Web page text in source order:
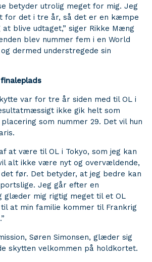
betyder utrolig meget for mig. Jeg
for det i tre år, så det er en kæmpe
blive udtaget,” siger Rikke Mæng
blev nummer fem i en World
dermed understregede sin
var for tre år siden med til OL i
ikke gik helt som
som nummer 29. Det vil hun
at være til OL i Tokyo, som jeg kan
alt ikke være nyt og overvældende,
før. Det betyder, at jeg bedre kan
Jeg går efter en
glæder mig rigtig meget til et OL
at min familie kommer til Frankrig
Søren Simonsen, glæder sig
skytten velkommen på holdkortet.